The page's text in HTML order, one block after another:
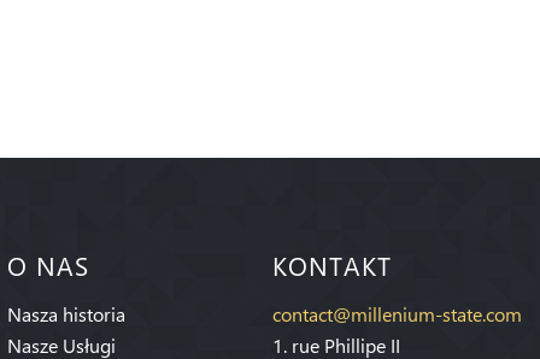
O NAS
Nasza historia
Nasze Usługi
KONTAKT
contact@millenium-state.com
1. rue Phillipe II